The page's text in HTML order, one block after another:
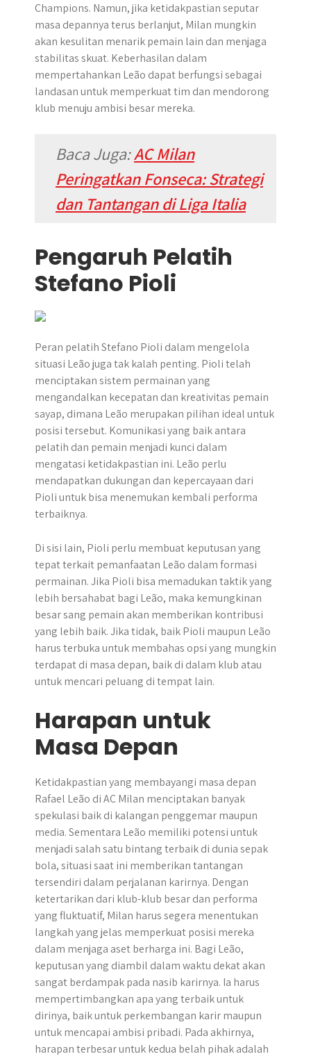
Champions. Namun, jika ketidakpastian seputar
masa depannya terus berlanjut, Milan mungkin
akan kesulitan menarik pemain lain dan menjaga
stabilitas skuat. Keberhasilan dalam
mempertahankan Leão dapat berfungsi sebagai
landasan untuk memperkuat tim dan mendorong
klub menuju ambisi besar mereka.
Baca Juga:AC Milan
Peringatkan Fonseca: Strategi
dan Tantangan di Liga Italia
Pengaruh Pelatih
Stefano Pioli
Peran pelatih Stefano Pioli dalam mengelola
situasi Leão juga tak kalah penting. Pioli telah
menciptakan sistem permainan yang
mengandalkan kecepatan dan kreativitas pemain
sayap, dimana Leão merupakan pilihan ideal untuk
posisi tersebut. Komunikasi yang baik antara
pelatih dan pemain menjadi kunci dalam
mengatasi ketidakpastian ini. Leão perlu
mendapatkan dukungan dan kepercayaan dari
Pioli untuk bisa menemukan kembali performa
terbaiknya.
Di sisi lain, Pioli perlu membuat keputusan yang
tepat terkait pemanfaatan Leão dalam formasi
permainan. Jika Pioli bisa memadukan taktik yang
lebih bersahabat bagi Leão, maka kemungkinan
besar sang pemain akan memberikan kontribusi
yang lebih baik. Jika tidak, baik Pioli maupun Leão
harus terbuka untuk membahas opsi yang mungkin
terdapat di masa depan, baik di dalam klub atau
untuk mencari peluang di tempat lain.
Harapan untuk
Masa Depan
Ketidakpastian yang membayangi masa depan
Rafael Leão di AC Milan menciptakan banyak
spekulasi baik di kalangan penggemar maupun
media. Sementara Leão memiliki potensi untuk
menjadi salah satu bintang terbaik di dunia sepak
bola, situasi saat ini memberikan tantangan
tersendiri dalam perjalanan karirnya. Dengan
ketertarikan dari klub-klub besar dan performa
yang fluktuatif, Milan harus segera menentukan
langkah yang jelas memperkuat posisi mereka
dalam menjaga aset berharga ini. Bagi Leão,
keputusan yang diambil dalam waktu dekat akan
sangat berdampak pada nasib karirnya. Ia harus
mempertimbangkan apa yang terbaik untuk
dirinya, baik untuk perkembangan karir maupun
untuk mencapai ambisi pribadi. Pada akhirnya,
harapan terbesar untuk kedua belah pihak adalah